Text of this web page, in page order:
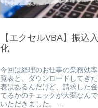
【エクセルVBA】振込
化
今回は経理のお仕事の業務効
覧表と、ダウンロードしてき
表はあるんだけど、請求した
てるかのチェックが大変なん
いただきました。 ...